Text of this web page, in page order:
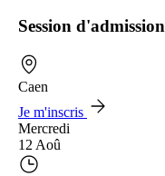
Session d'admission
Caen
Je m'inscris
Mercredi
12 Aoû